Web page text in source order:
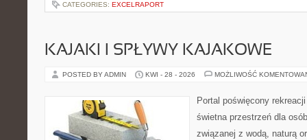
CATEGORIES: EXCELRAPORT
KAJAKI I SPŁYWY KAJAKOWE
POSTED BY ADMIN KWI - 28 - 2026 MOŻLIWOŚĆ
Portal poświęcony
świetna przestrzeń dla
związanej z wodą, naturą